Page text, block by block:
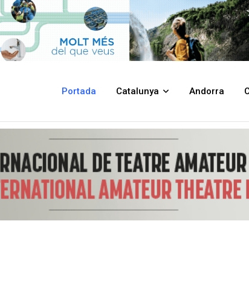
Portada Catalunya Andorra
assequible amb un model innovador i sostenible a Alcover